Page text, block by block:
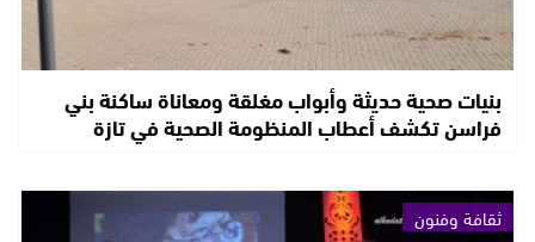
بنيات صحية حديثة وأبواب مغلقة ومعاناة ساكنة بني
فراسن تكشف أعطاب المنظومة الصحية في تازة
ثقافة وفنون